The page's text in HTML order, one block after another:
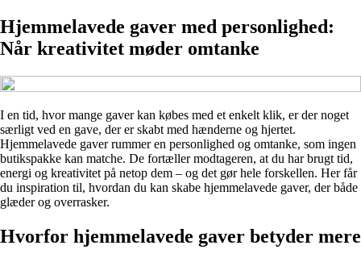
Hjemmelavede gaver med personlighed:
Når kreativitet møder omtanke
I en tid, hvor mange gaver kan købes med et enkelt klik, er der noget
særligt ved en gave, der er skabt med hænderne og hjertet.
Hjemmelavede gaver rummer en personlighed og omtanke, som ingen
butikspakke kan matche. De fortæller modtageren, at du har brugt tid,
energi og kreativitet på netop dem – og det gør hele forskellen. Her får
du inspiration til, hvordan du kan skabe hjemmelavede gaver, der både
glæder og overrasker.
Hvorfor hjemmelavede gaver betyder mere